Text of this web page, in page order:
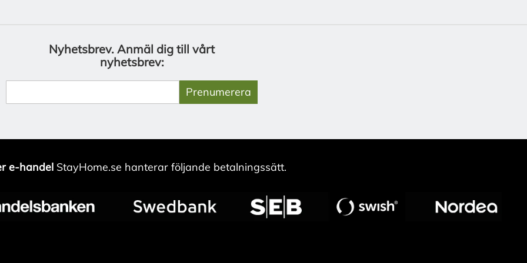
Nyhetsbrev. Anmäl dig till vårt
nyhetsbrev:
Prenumerera
e-handelStayHome.se hanterar följande betalningssätt.